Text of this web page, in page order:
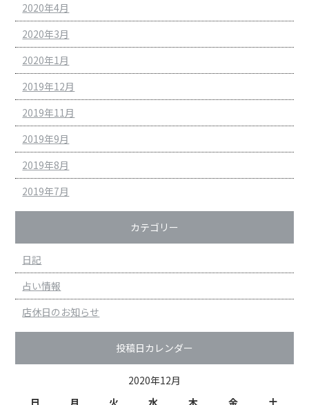
2020年4月
2020年3月
2020年1月
2019年12月
2019年11月
2019年9月
2019年8月
2019年7月
カテゴリー
日記
占い情報
店休日のお知らせ
投稿日カレンダー
2020年12月